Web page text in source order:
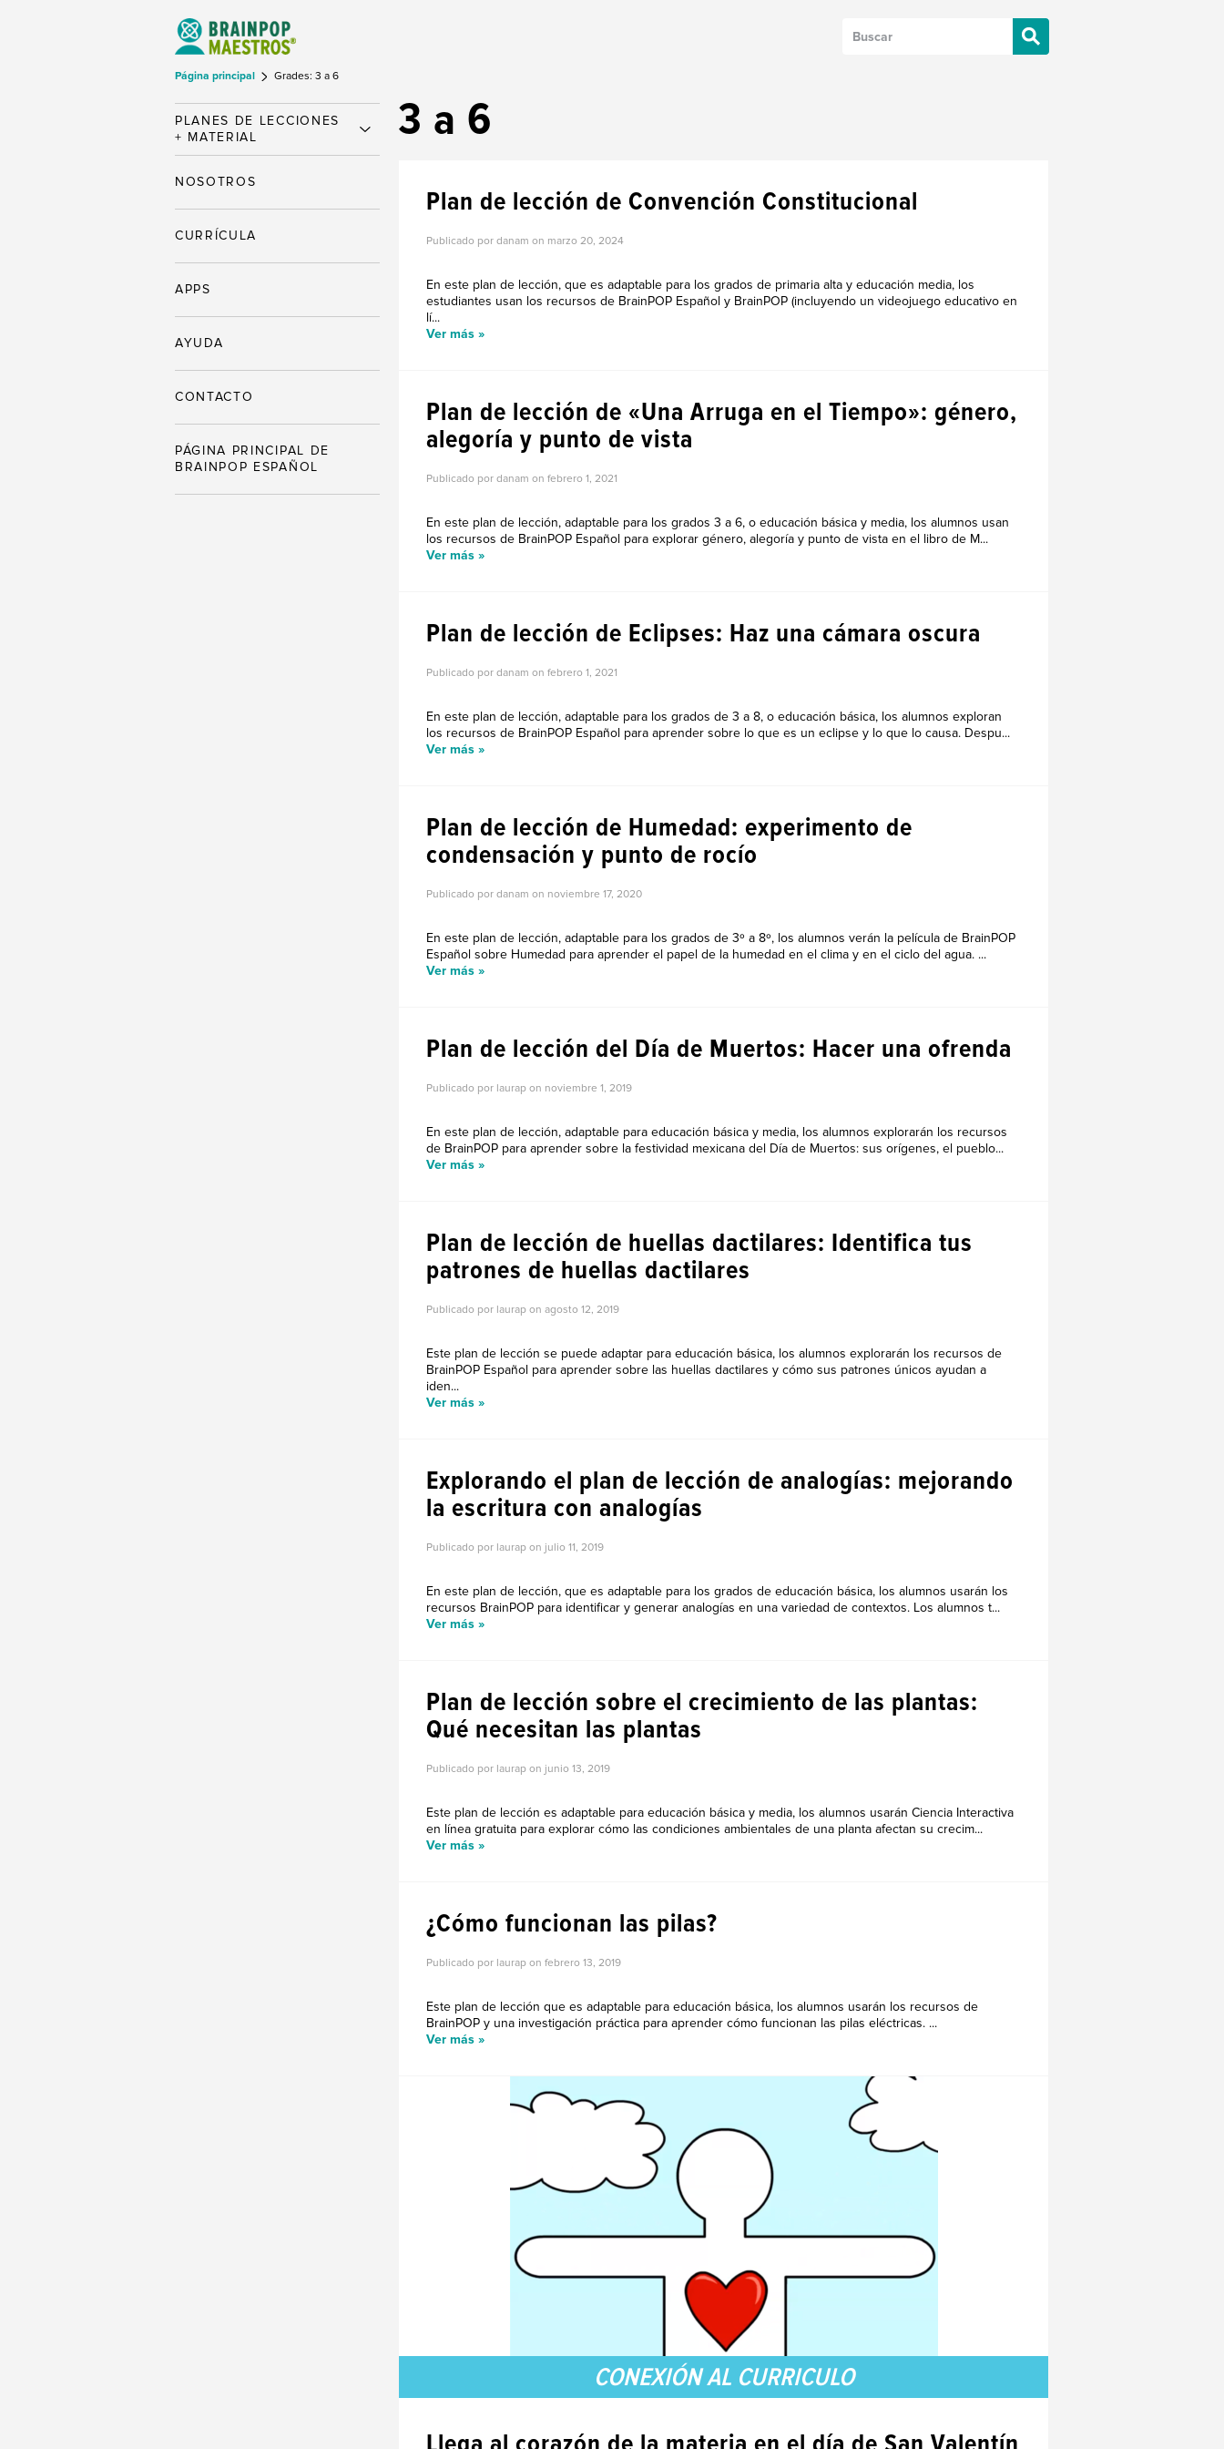
Página principal Grades: 3 a 6
3 a 6
Plan de lección de Convención Constitucional
Publicado por danam on marzo 20, 2024
En este plan de lección, que es adaptable para los grados de primaria alta y educación media, los
estudiantes usan los recursos de BrainPOP Español y BrainPOP (incluyendo un videojuego educativo en
lí...
Ver más »
Plan de lección de «Una Arruga en el Tiempo»: género,
alegoría y punto de vista
Publicado por danam on febrero 1, 2021
En este plan de lección, adaptable para los grados 3 a 6, o educación básica y media, los alumnos usan
los recursos de BrainPOP Español para explorar género, alegoría y punto de vista en el libro de M...
Ver más »
Plan de lección de Eclipses: Haz una cámara oscura
Publicado por danam on febrero 1, 2021
En este plan de lección, adaptable para los grados de 3 a 8, o educación básica, los alumnos exploran
los recursos de BrainPOP Español para aprender sobre lo que es un eclipse y lo que lo causa. Despu...
Ver más »
Plan de lección de Humedad: experimento de
condensación y punto de rocío
Publicado por danam on noviembre 17, 2020
En este plan de lección, adaptable para los grados de 3º a 8º, los alumnos verán la película de BrainPOP
Español sobre Humedad para aprender el papel de la humedad en el clima y en el ciclo del agua. ...
Ver más »
Plan de lección del Día de Muertos: Hacer una ofrenda
Publicado por laurap on noviembre 1, 2019
En este plan de lección, adaptable para educación básica y media, los alumnos explorarán los recursos
de BrainPOP para aprender sobre la festividad mexicana del Día de Muertos: sus orígenes, el pueblo...
Ver más »
Plan de lección de huellas dactilares: Identifica tus
patrones de huellas dactilares
Publicado por laurap on agosto 12, 2019
Este plan de lección se puede adaptar para educación básica, los alumnos explorarán los recursos de
BrainPOP Español para aprender sobre las huellas dactilares y cómo sus patrones únicos ayudan a
iden...
Ver más »
Explorando el plan de lección de analogías: mejorando
la escritura con analogías
Publicado por laurap on julio 11, 2019
En este plan de lección, que es adaptable para los grados de educación básica, los alumnos usarán los
recursos BrainPOP para identificar y generar analogías en una variedad de contextos. Los alumnos t...
Ver más »
Plan de lección sobre el crecimiento de las plantas:
Qué necesitan las plantas
Publicado por laurap on junio 13, 2019
Este plan de lección es adaptable para educación básica y media, los alumnos usarán Ciencia Interactiva
en línea gratuita para explorar cómo las condiciones ambientales de una planta afectan su crecim...
Ver más »
¿Cómo funcionan las pilas?
Publicado por laurap on febrero 13, 2019
Este plan de lección que es adaptable para educación básica, los alumnos usarán los recursos de
BrainPOP y una investigación práctica para aprender cómo funcionan las pilas eléctricas. ...
Ver más »
CONEXIÓN AL CURRICULO
PLANES DE LECCIONES
+ MATERIAL
NOSOTROS
CURRÍCULA
APPS
AYUDA
CONTACTO
PÁGINA PRINCIPAL DE
BRAINPOP ESPAÑOL